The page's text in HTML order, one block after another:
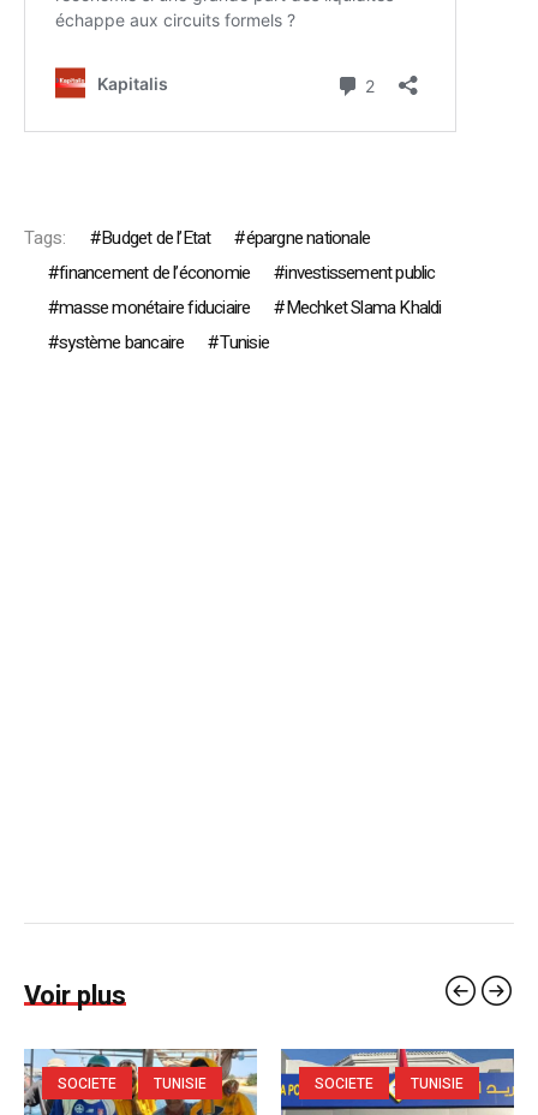
Tags: Budget de l’Etat
épargne nationale
financement de l’économie
investissement public
masse monétaire fiduciaire
Mechket Slama Khaldi
système bancaire
Tunisie
Voir plus
SOCIETE TUNISIE SOCIETE TUNISIE